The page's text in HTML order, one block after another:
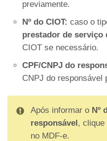
previamente.
Nº do CIOT: caso o
prestador de serviço
CIOT se necessário.
CPF/CNPJ do
CNPJ do responsável
Após informar o Nº
responsável, clique
no MDF-e.